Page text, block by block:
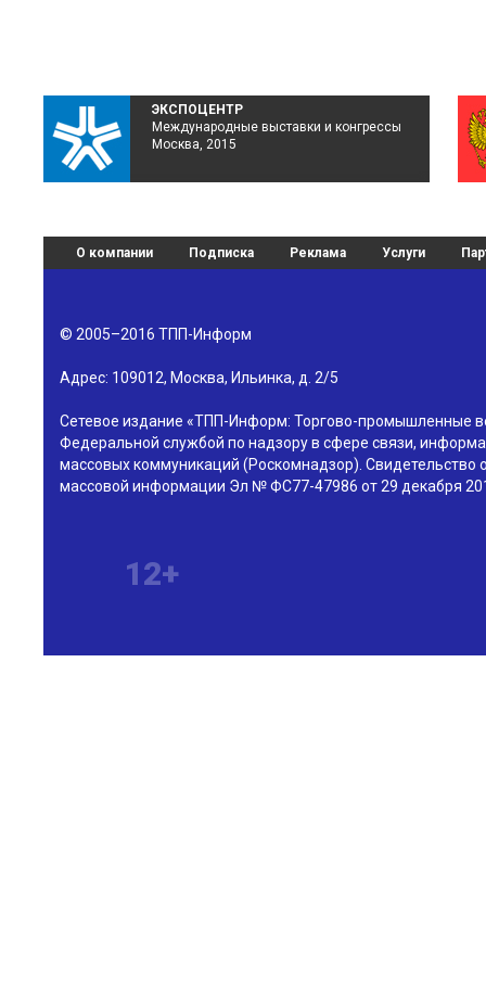
ЭКСПОЦЕНТР
Международные выставки и конгрессы
Москва, 2015
О компании Подписка Реклама Услуги
© 2005–2016 ТПП-Информ
Адрес: 109012, Москва, Ильинка, д. 2/5
Сетевое издание «ТПП-Информ: Торгово-промышленные
Федеральной службой по надзору в сфере связи,
массовых коммуникаций (Роскомнадзор). Свидетельство
массовой информации Эл № ФС77-47986 от 29 декабря
12+